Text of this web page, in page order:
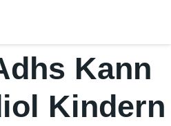
Kann
Kindern